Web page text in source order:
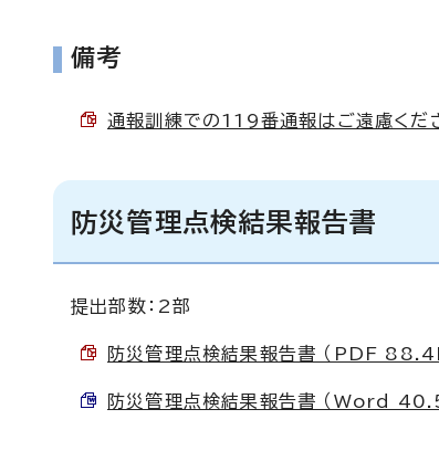
備考
通報訓練での119番通報はご遠慮く
防災管理点検結果報告書
提出部数：2部
防災管理点検結果報告書 （PDF
防災管理点検結果報告書 （Word